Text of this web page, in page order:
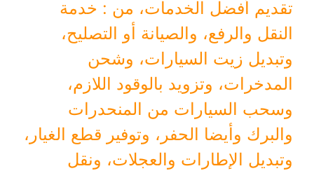
تقديم أفضل الخدمات، من : خدمة
النقل والرفع، والصيانة أو التصليح،
وتبديل زيت السيارات، وشحن
المدخرات، وتزويد بالوقود اللازم،
وسحب السيارات من المنحدرات
والبرك وأيضا الحفر، وتوفير قطع الغيار،
وتبديل الإطارات والعجلات، ونقل